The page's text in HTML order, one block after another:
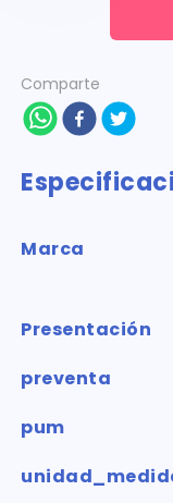
Comparte
Marca
Presentación
preventa
pum